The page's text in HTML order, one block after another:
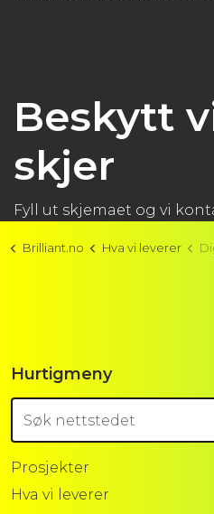
Beskytt
skjer
Fyll ut skjemaet og vi
Brilliant.no Hva vi leverer
Hurtigmeny
Prosjekter
Hva vi leverer